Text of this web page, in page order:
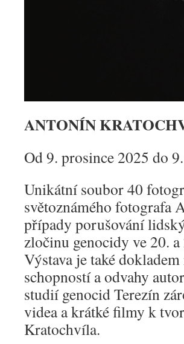
ANTONÍN
Od 9. prosince 2025 do
Unikátní soubor 40
světoznámého fotografa
případy porušování
zločinu genocidy ve 20.
Výstava je také
schopností a odvahy
studií genocid Terezín
videa a krátké filmy k
Kratochvíla.